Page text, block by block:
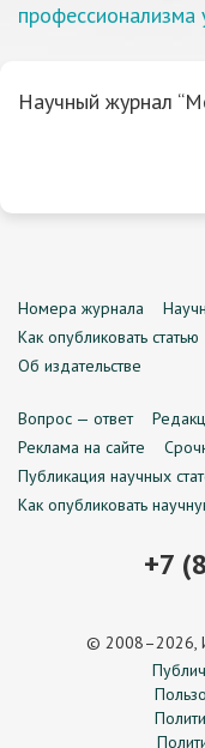
профессионализма
Научный журнал
Номера журнала
Как опубликовать статью
Об издательстве
Вопрос — ответ
Реклама на сайте
Публикация научных
Как опубликовать
+7
© 2008–2026,